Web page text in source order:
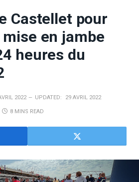
Castellet pour
mise en jambe
heures du
2022 UPDATED: 29 AVRIL 2022
8 MINS READ